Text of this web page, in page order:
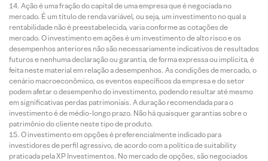
Ação é uma fração do capital de uma empresa que é negociada no
mercado. É um título de renda variável, ou seja, um investimento no qual a
rentabilidade não é preestabelecida, varia conforme as cotações de
mercado. O investimento em ações é um investimento de alto risco e os
desempenhos anteriores não são necessariamente indicativos de resultados
futuros e nenhuma declaração ou garantia, de forma expressa ou implícita, é
feita neste material em relação a desempenhos. As condições de mercado, o
cenário macroeconômico, os eventos específicos da empresa e do setor
podem afetar o desempenho do investimento, podendo resultar até mesmo
em significativas perdas patrimoniais. A duração recomendada para o
investimento é de médio-longo prazo. Não há quaisquer garantias sobre o
patrimônio do cliente neste tipo de produto.
O investimento em opções é preferencialmente indicado para
investidores de perfil agressivo, de acordo com a política de suitability
praticada pela XP Investimentos. No mercado de opções, são negociados